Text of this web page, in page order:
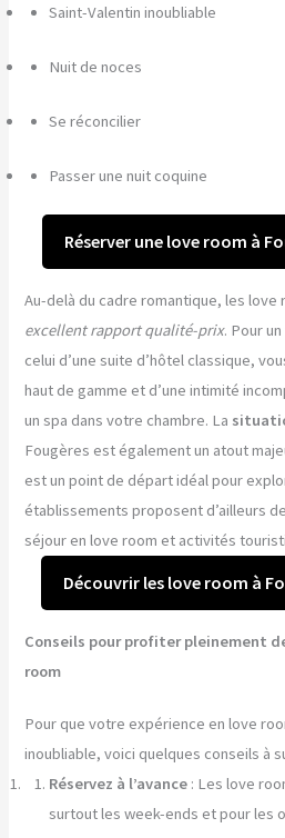
Saint-Valentin inoubliable
Nuit de noces
Se réconcilier
Passer une nuit coquine
Réserver une love room à
Au-delà du cadre romantique, les love
excellent rapport qualité-prix. Pour
celui d’une suite d’hôtel classique,
haut de gamme et d’une intimité
un spa dans votre chambre. La
Fougères est également un atout
est un point de départ idéal pour
établissements proposent d’ailleurs
séjour en love room et activités
Découvrir les love room à
Conseils pour profiter pleinement
room
Pour que votre expérience en love
inoubliable, voici quelques conseils à
Réservez à l’avance : Les love
surtout les week-ends et pour les